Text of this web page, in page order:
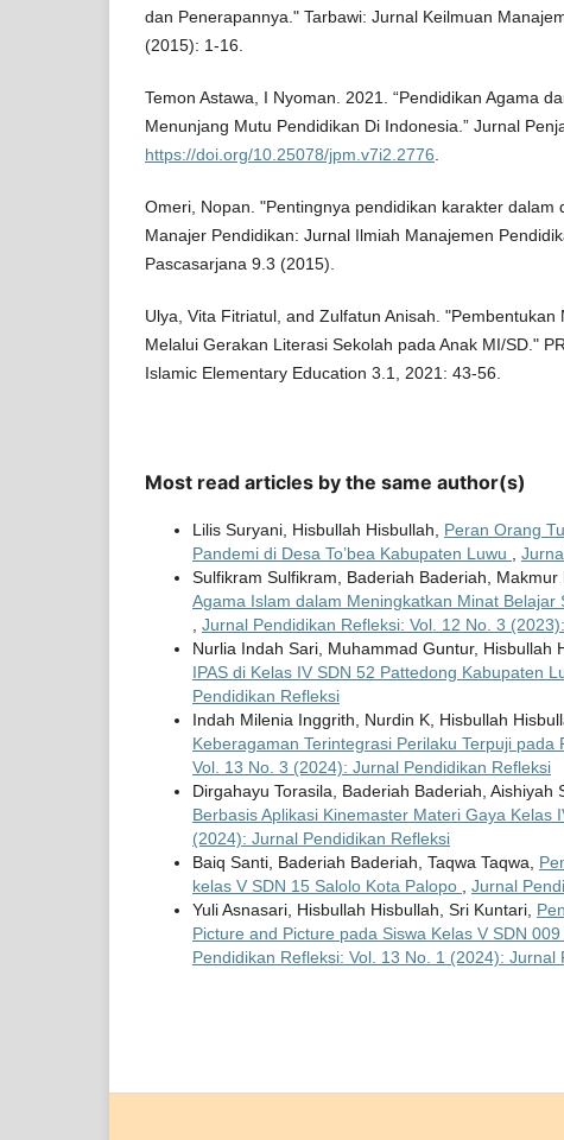
dan Penerapannya." Tarbawi: Jurnal Keilmuan
(2015): 1-16.
Temon Astawa, I Nyoman. 2021. “Pendidikan Agama
Menunjang Mutu Pendidikan Di Indonesia.” Jurnal
https://doi.org/10.25078/jpm.v7i2.2776.
Omeri, Nopan. "Pentingnya pendidikan karakter dalam
Manajer Pendidikan: Jurnal Ilmiah Manajemen
Pascasarjana 9.3 (2015).
Ulya, Vita Fitriatul, and Zulfatun Anisah. "Pembentukan
Melalui Gerakan Literasi Sekolah pada Anak MI/SD."
Islamic Elementary Education 3.1, 2021: 43-56.
Most read articles by the same author(s)
Lilis Suryani, Hisbullah Hisbullah, Peran Orang
Pandemi di Desa To’bea Kabupaten Luwu ,
Sulfikram Sulfikram, Baderiah Baderiah,
Agama Islam dalam Meningkatkan Minat
, Jurnal Pendidikan Refleksi: Vol. 12 No. 3
Nurlia Indah Sari, Muhammad Guntur, Hisbullah
IPAS di Kelas IV SDN 52 Pattedong Kabupaten
Pendidikan Refleksi
Indah Milenia Inggrith, Nurdin K, Hisbullah
Keberagaman Terintegrasi Perilaku Terpuji
Vol. 13 No. 3 (2024): Jurnal Pendidikan Refleksi
Dirgahayu Torasila, Baderiah Baderiah, Aishiyah
Berbasis Aplikasi Kinemaster Materi Gaya Kelas
(2024): Jurnal Pendidikan Refleksi
Baiq Santi, Baderiah Baderiah, Taqwa Taqwa,
kelas V SDN 15 Salolo Kota Palopo , Jurnal
Yuli Asnasari, Hisbullah Hisbullah, Sri Kuntari,
Picture and Picture pada Siswa Kelas V SDN
Pendidikan Refleksi: Vol. 13 No. 1 (2024): Jurnal